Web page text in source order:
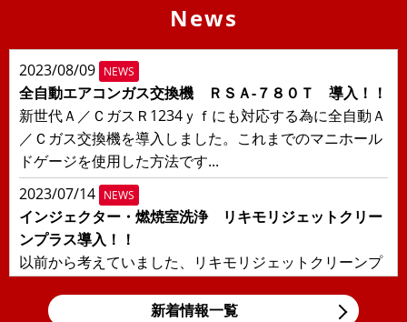
News
2023/08/09 NEWS
全自動エアコンガス交換機 ＲＳＡ-７８０Ｔ 導入！！
新世代Ａ／ＣガスＲ1234ｙｆにも対応する為に全自動Ａ
／Ｃガス交換機を導入しました。これまでのマニホール
ドゲージを使用した方法です...
2023/07/14 NEWS
インジェクター・燃焼室洗浄 リキモリジェットクリー
ンプラス導入！！
以前から考えていました、リキモリジェットクリーンプ
多い直噴エンジンの燃焼室汚れ、...
新着情報一覧